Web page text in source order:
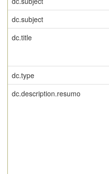
dc.subject
dc.title
dc.type
dc.description.resumo